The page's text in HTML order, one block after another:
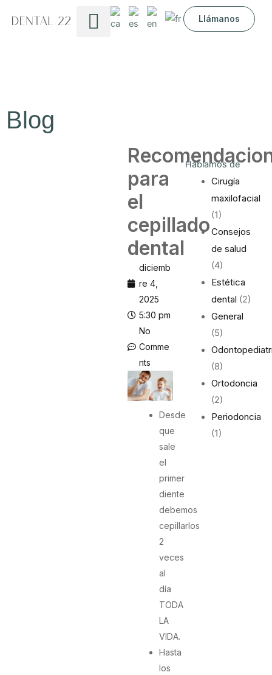
Llámanos
Blog
para
el
cepillado
dental
diciemb
re 4,
2025
5:30 pm
No
Comme
nts
Desde
que
sale
el
primer
diente
debemos
cepillarlos
2
veces
al
día
TODA
LA
VIDA.
Hasta
los
Hablamos de
Cirugía
maxilofacial
(1)
Consejos
de salud
(4)
Estética
dental (2)
General
(5)
(8)
Ortodoncia
(2)
Periodoncia
(1)